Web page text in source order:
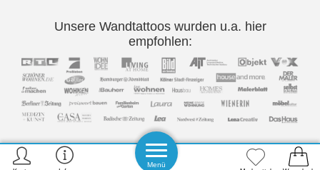
Unsere Wandtattoos wurden u.a. hier
empfohlen:
Menü